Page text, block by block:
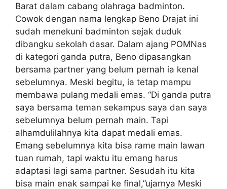
Barat dalam cabang olahraga badminton.
Cowok dengan nama lengkap Beno Drajat ini
sudah menekuni badminton sejak duduk
dibangku sekolah dasar. Dalam ajang POMNas
di kategori ganda putra, Beno dipasangkan
bersama partner yang belum pernah ia kenal
sebelumnya. Meski begitu, ia tetap mampu
membawa pulang medali emas. “Di ganda putra
saya bersama teman sekampus saya dan saya
sebelumnya belum pernah main. Tapi
alhamdulilahnya kita dapat medali emas.
Emang sebelumnya kita bisa rame main lawan
tuan rumah, tapi waktu itu emang harus
adaptasi lagi sama partner. Sesudah itu kita
bisa main enak sampai ke final,”ujarnya Meski